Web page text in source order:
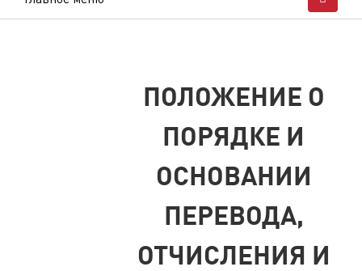
ПОЛОЖЕНИЕ О
ПОРЯДКЕ И
ОСНОВАНИИ
ПЕРЕВОДА,
ОТЧИСЛЕНИЯ И